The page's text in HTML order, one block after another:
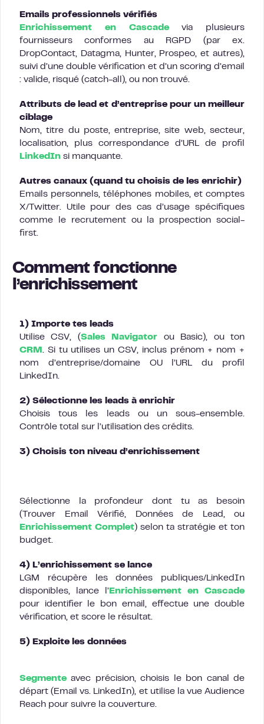
Emails professionnels vérifiés
Enrichissement en Cascadevia plusieurs
fournisseurs conformes au RGPD (par ex.
DropContact, Datagma, Hunter, Prospeo, et autres),
suivi d’une double vérification et d’un scoring d’email
: valide, risqué (catch-all), ou non trouvé.
Attributs de lead et d’entreprise pour un meilleur
ciblage
Nom, titre du poste, entreprise, site web, secteur,
localisation, plus correspondance d’URL de profil
LinkedIn si manquante.
Autres canaux (quand tu choisis de les enrichir)
Emails personnels, téléphones mobiles, et comptes
X/Twitter. Utile pour des cas d’usage spécifiques
comme le recrutement ou la prospection social-
first.
Comment fonctionne
l’enrichissement
1) Importe tes leads
Utilise CSV, (Sales Navigator ou Basic), ou ton
CRM . Si tu utilises un CSV, inclus prénom + nom +
nom d’entreprise/domaine OU l’URL du profil
LinkedIn.
2) Sélectionne les leads à enrichir
Choisis tous les leads ou un sous-ensemble.
Contrôle total sur l’utilisation des crédits.
3) Choisis ton niveau d’enrichissement
Sélectionne la profondeur dont tu as besoin
(Trouver Email Vérifié, Données de Lead, ou
Enrichissement Complet) selon ta stratégie et ton
budget.
4) L’enrichissement se lance
LGM récupère les données publiques/LinkedIn
disponibles, lance l’ Enrichissement en Cascade
pour identifier le bon email, effectue une double
vérification, et score le résultat.
5) Exploite les données
Segmente avec précision, choisis le bon canal de
départ (Email vs. LinkedIn), et utilise la vue Audience
Reach pour suivre la couverture.